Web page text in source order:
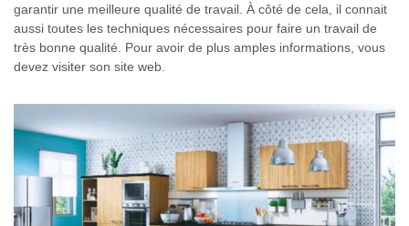
garantir une meilleure qualité de travail. À côté de cela, il connait
aussi toutes les techniques nécessaires pour faire un travail de
très bonne qualité. Pour avoir de plus amples informations, vous
devez visiter son site web.